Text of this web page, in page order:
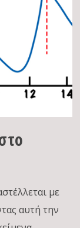
με
αυτή την